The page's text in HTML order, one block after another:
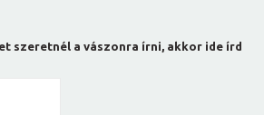
szeretnél a vászonra írni, akkor ide írd